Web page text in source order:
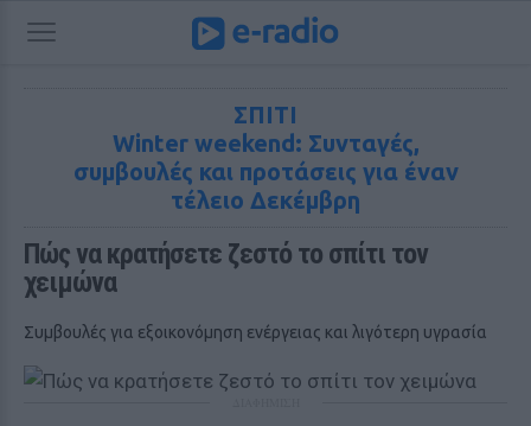
ΣΠΙΤΙ
Winter weekend: Συνταγές,
συμβουλές και προτάσεις για έναν
τέλειο Δεκέμβρη
Πώς να κρατήσετε ζεστό το σπίτι τον
χειμώνα
Συμβουλές για εξοικονόμηση ενέργειας και λιγότερη υγρασία